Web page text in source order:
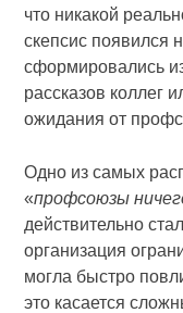
что никакой
скепсис появился
сформировались
рассказов коллег
ожидания от
Одно из самых
«профсоюзы
действительно
организация
могла быстро
это касается